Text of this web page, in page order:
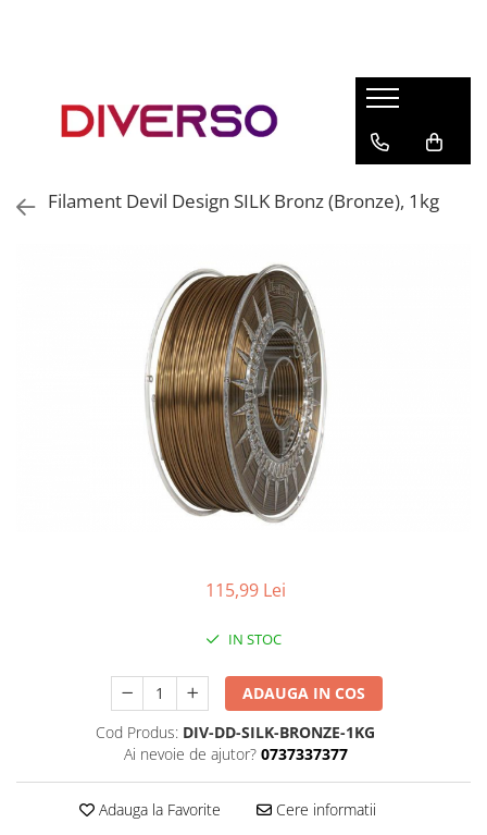
ASA
Filament Devil Design SILK Bronz (Bronze), 1kg
115,99 Lei
IN STOC
ADAUGA IN COS
Cod Produs: DIV-DD-SILK-BRONZE-1KG
Ai nevoie de ajutor? 0737337377
Adauga la Favorite Cere informatii